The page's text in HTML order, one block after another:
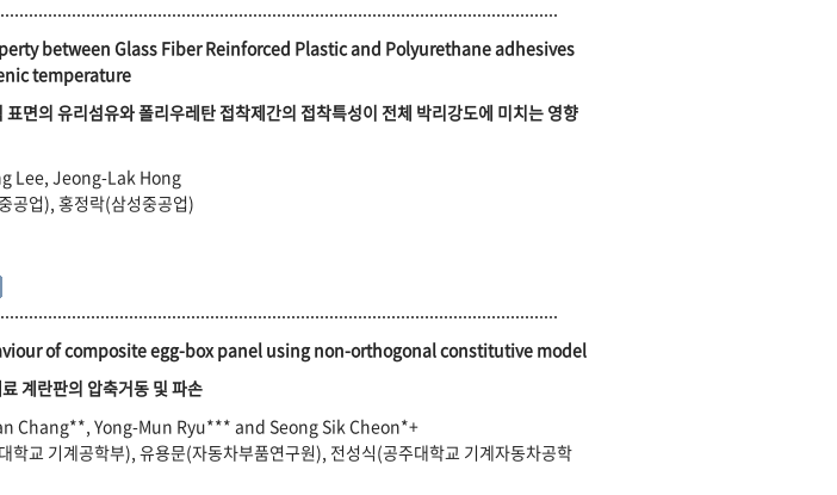
between Glass Fiber Reinforced Plastic and Polyurethane adhesives
temperature
면의 유리섬유와 폴리우레탄 접착제간의 접착특성이 전체 박리강도에 미치는 영향
Lee, Jeong-Lak Hong
공업), 홍정락(삼성중공업)
of composite egg-box panel using non-orthogonal constitutive model
계란판의 압축거동 및 파손
Chang**, Yong-Mun Ryu*** and Seong Sik Cheon*+
학교 기계공학부), 유용문(자동차부품연구원), 전성식(공주대학교 기계자동차공학